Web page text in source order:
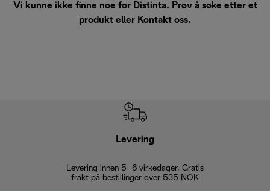
Vi kunne ikke finne noe for Distinta. Prøv å søke etter et
produkt eller Kontakt oss.
Levering
Levering innen 5–6 virkedager. Gratis
frakt på bestillinger over 535 NOK